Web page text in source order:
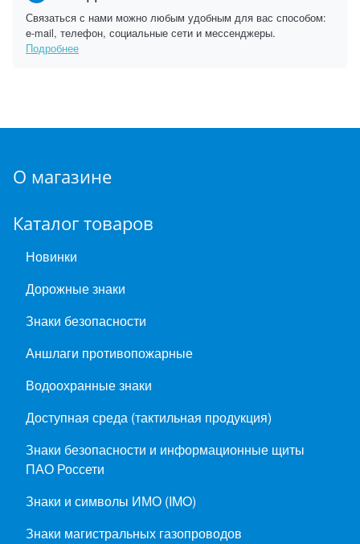
Связаться с нами можно любым удобным для вас способом:
e-mail, телефон, социальные сети и мессенджеры.
Подробнее
О магазине
Каталог товаров
Новинки
Дорожные знаки
Знаки безопасности
Аншлаги противопожарные
Водоохранные знаки
Доступная среда (тактильная продукция)
Знаки безопасности и информационные щиты
ПАО Россети
Знаки и символы ИМО (IMO)
Знаки магистральных газопроводов